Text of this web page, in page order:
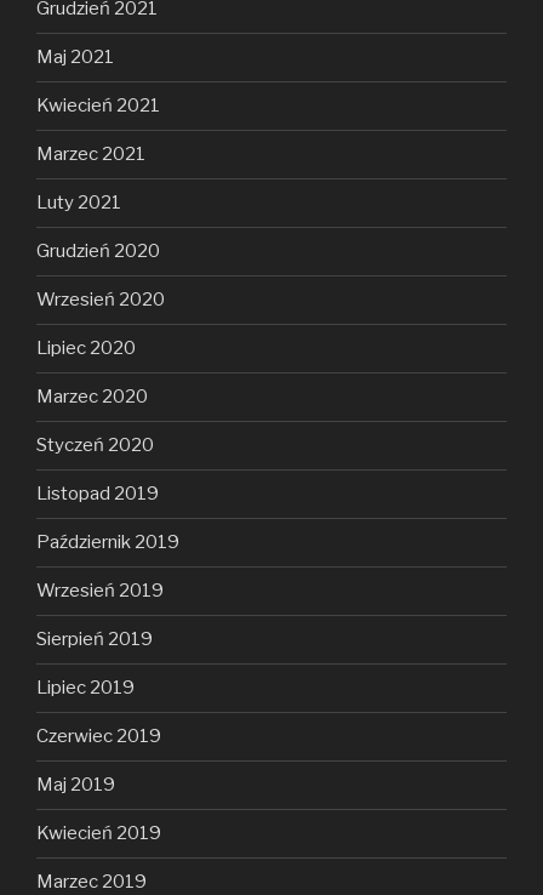
Grudzień 2021
Maj 2021
Kwiecień 2021
Marzec 2021
Luty 2021
Grudzień 2020
Wrzesień 2020
Lipiec 2020
Marzec 2020
Styczeń 2020
Listopad 2019
Październik 2019
Wrzesień 2019
Sierpień 2019
Lipiec 2019
Czerwiec 2019
Maj 2019
Kwiecień 2019
Marzec 2019